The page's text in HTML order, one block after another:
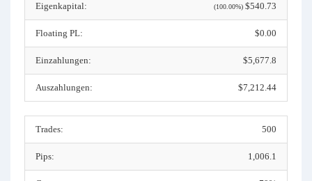
Eigenkapital: (100.00%) $540.73
Floating PL: $0.00
Einzahlungen: $5,677.8
Auszahlungen: $7,212.44
Trades: 500
Pips: 1,006.1